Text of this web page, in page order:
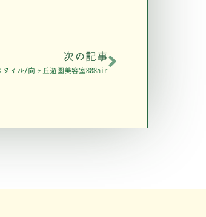
次の記事
タイル/向ヶ丘遊園美容室808air